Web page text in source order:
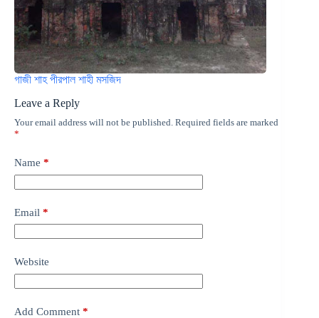
গাজী শাহ পীরপাল শাহী মসজিদ
Leave a Reply
Your email address will not be published. Required fields are marked
*
Name *
Email *
Website
Add Comment *